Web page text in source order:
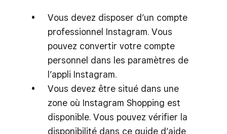
Vous devez disposer d’un compte
professionnel Instagram. Vous
pouvez convertir votre compte
personnel dans les paramètres de
l’appli Instagram.
Vous devez être situé dans une
zone où Instagram Shopping est
disponible. Vous pouvez vérifier la
disponibilité dans ce guide d’aide